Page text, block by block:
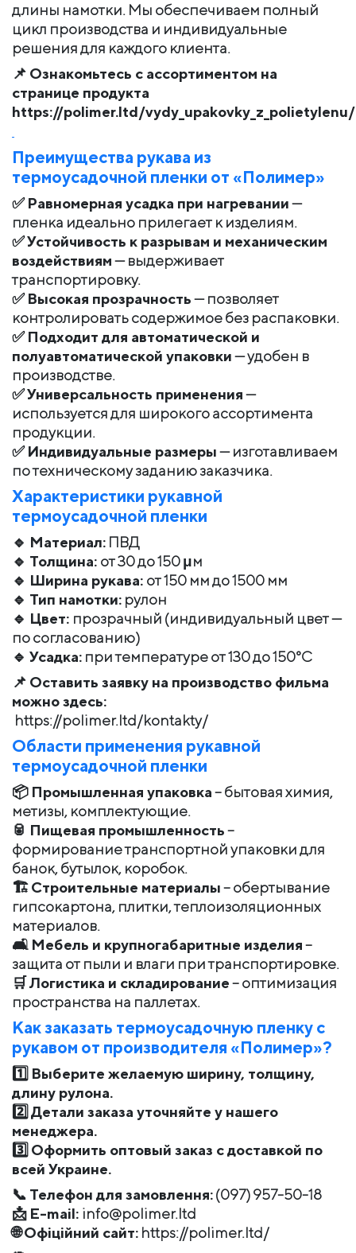
длины намотки. Мы обеспечиваем полный
цикл производства и индивидуальные
решения для каждого клиента.
📌 Ознакомьтесь с ассортиментом на
странице продукта
https://polimer.ltd/vydy_upakovky_z_polietylenu/
Преимущества рукава из
термоусадочной пленки от «Полимер»
✅Равномерная усадка при нагревании—
пленка идеально прилегает к изделиям.
✅Устойчивость к разрывам и механическим
воздействиям— выдерживает
транспортировку.
✅Высокая прозрачность— позволяет
контролировать содержимое без распаковки.
✅Подходит для автоматической и
полуавтоматической упаковки— удобен в
производстве.
✅Универсальность применения—
используется для широкого ассортимента
продукции.
✅Индивидуальные размеры— изготавливаем
по техническому заданию заказчика.
Характеристики рукавной
термоусадочной пленки
🔹 Материал: ПВД
🔹 Толщина: от 30 до 150 μм
🔹 Ширина рукава: от 150 мм до 1500 мм
🔹 Тип намотки: рулон
🔹 Цвет: прозрачный (индивидуальный цвет —
по согласованию)
🔹 Усадка: при температуре от 130 до 150°C
📌 Оставить заявку на производство фильма
можно здесь:
https://polimer.ltd/kontakty/
Области применения рукавной
термоусадочной пленки
📦 Промышленная упаковка– бытовая химия,
метизы, комплектующие.
🥫 Пищевая промышленность–
формирование транспортной упаковки для
банок, бутылок, коробок.
🏗Строительные материалы– обертывание
гипсокартона, плитки, теплоизоляционных
материалов.
🛋 Мебель и крупногабаритные изделия–
защита от пыли и влаги при транспортировке.
🛒Логистика и складирование– оптимизация
пространства на паллетах.
Как заказать термоусадочную пленку с
рукавом от производителя «Полимер»?
1️⃣ Выберите желаемую ширину, толщину,
длину рулона.
2️⃣ Детали заказа уточняйте у нашего
менеджера.
3️⃣ Оформить оптовый заказ с доставкой по
всей Украине.
📞 Телефон для замовлення:(097) 957-50-18
📩 E-mail: info@polimer.ltd
🌐Офіційний сайт: https://polimer.ltd/